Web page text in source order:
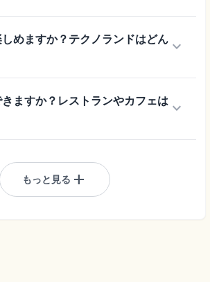
めますか？テクノランドはどん keyboard_arrow_down
ますか？レストランやカフェは keyboard_arrow_down
もっと見る add